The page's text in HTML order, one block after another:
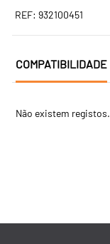
REF: 932100451
COMPATIBILIDADE
Não existem registos.